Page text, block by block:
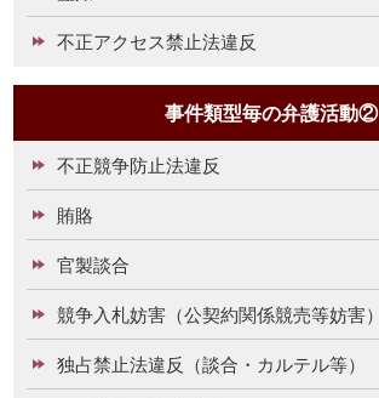
不正アクセス禁止法違反
事件類型毎の弁護活動②
不正競争防止法違反
賄賂
官製談合
競争入札妨害（公契約関係競売等妨害）
独占禁止法違反（談合・カルテル等）